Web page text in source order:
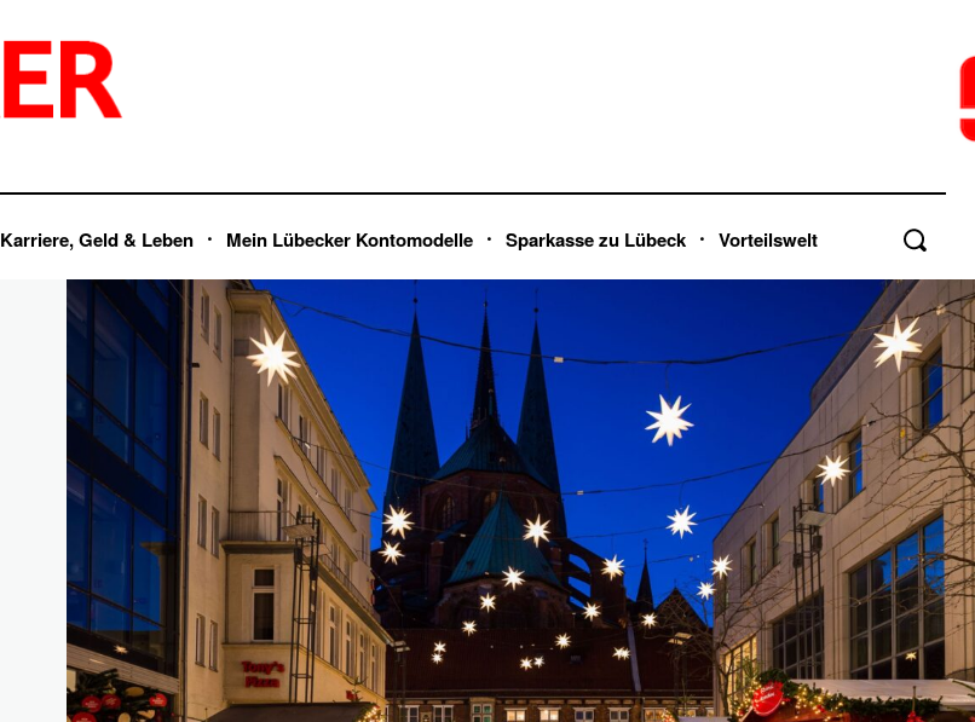
Karriere, Geld & Leben Mein Lübecker Kontomodelle Sparkasse zu Lübeck Vorteilswelt